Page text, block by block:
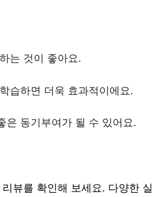
는 것이 좋아요.
습하면 더욱 효과적이에요.
은 동기부여가 될 수 있어요.
뷰를 확인해 보세요. 다양한 실